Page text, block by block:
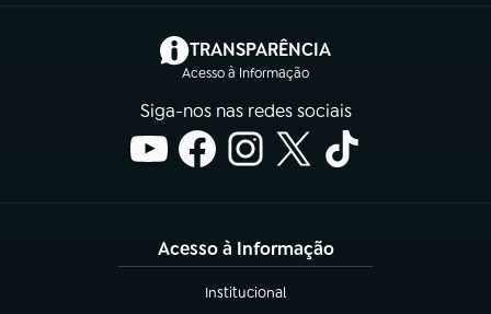
TRANSPARÊNCIA
Acesso à Informação
(abre em nova aba)
Siga-nos nas redes sociais
Acesso à Informação
Institucional
(abre em nova aba)